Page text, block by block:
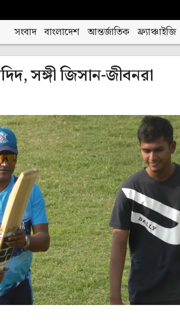
সংবাদ বাংলাদেশ আন্তর্জাতিক ফ্র্যাঞ্চাইজি
সঙ্গী জিসান-জীবনরা